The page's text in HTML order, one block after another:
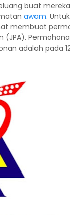
buat
awam.
membuat
(JPA).
adalah pada 12